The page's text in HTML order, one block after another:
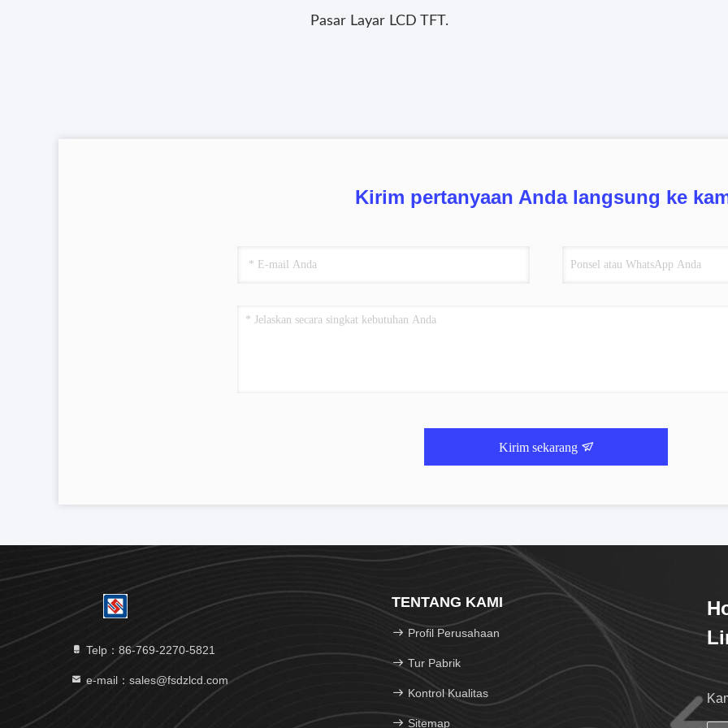
Pasar Layar LCD TFT.
Kirim pertanyaan Anda langsung ke
Kirim sekarang
Telp：86-769-2270-5821
e-mail：sales@fsdzlcd.com
TENTANG KAMI
Profil Perusahaan
Tur Pabrik
Kontrol Kualitas
Sitemap